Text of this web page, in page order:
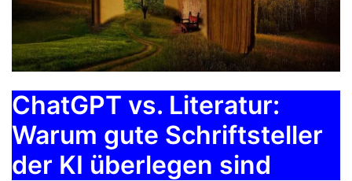
ChatGPT vs. Literatur:
Warum gute Schriftsteller
der KI überlegen sind